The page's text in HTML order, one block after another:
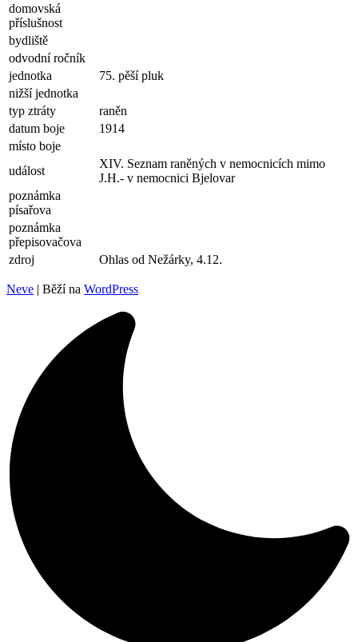
domovská
příslušnost
bydliště
odvodní ročník
jednotka
75. pěší pluk
nižší jednotka
typ ztráty
raněn
datum boje
1914
místo boje
událost
XIV. Seznam raněných v nemocnicích mimo
J.H.- v nemocnici Bjelovar
poznámka
písařova
poznámka
přepisovačova
zdroj
Ohlas od Nežárky, 4.12.
Neve | Běží na WordPress